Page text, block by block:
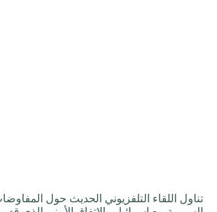
تناول اللقاء التلفزيوني الحديث حول